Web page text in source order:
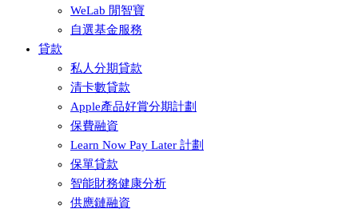
WeLab 閒智寶
自選基金服務
貸款
私人分期貸款
清卡數貸款
Apple產品好賞分期計劃
保費融資
Learn Now Pay Later 計劃
保單貸款
智能財務健康分析
供應鏈融資